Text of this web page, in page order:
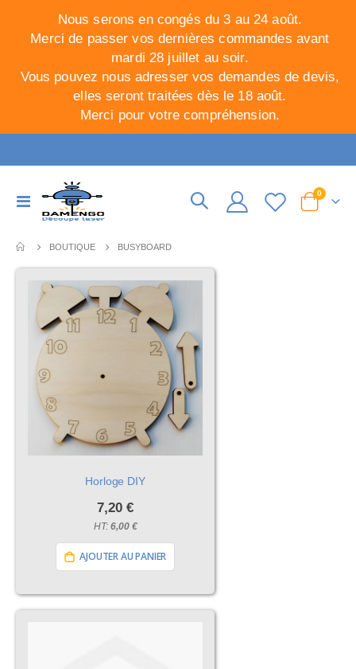
Nous serons en congés du 3 au 24 août.
Merci de passer vos dernières commandes avant
mardi 28 juillet au soir.
Vous pouvez nous adresser vos demandes de devis,
elles seront traitées dès le 18 août.
Merci pour votre compréhension.
Basculer
Cart
0articles
BOUTIQUE BUSYBOARD
Horloge DIY
7,20 €
6,00 €
AJOUTER AU PANIER